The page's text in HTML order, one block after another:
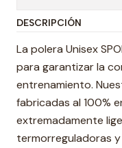
DESCRIPCIÓN
La polera Unisex
para garantizar la
entrenamiento.
fabricadas al 100%
extremadamente
termorreguladoras